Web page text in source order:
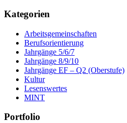
Kategorien
Arbeitsgemeinschaften
Berufsorientierung
Jahrgänge 5/6/7
Jahrgänge 8/9/10
Jahrgänge EF – Q2 (Oberstufe)
Kultur
Lesenswertes
MINT
Portfolio